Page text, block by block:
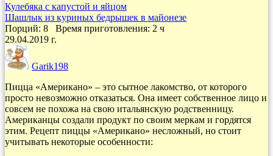
Кулебяка с капустой и яйцом
Шашлык из куриных бедрышек в майонезе
Порций: 8 Время приготовления: 2 ч
29.04.2019 г.
Garik198
Пицца «Американо» – это сытное лакомство, от которого
просто невозможно отказаться. Она имеет собственное лицо и
совсем не похожа на свою итальянскую родственницу.
Американцы создали продукт по своим меркам и гордятся
этим. Рецепт пиццы «Американо» несложный, но стоит
учитывать некоторые особенности: